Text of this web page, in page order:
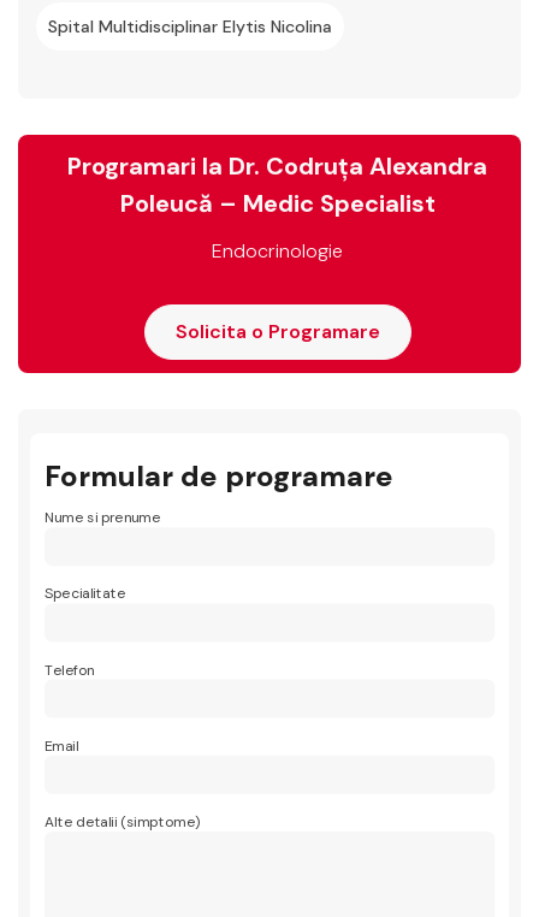
Spital Multidisciplinar Elytis Nicolina
Programari la Dr. Codruța Alexandra
Poleucă – Medic Specialist
Endocrinologie
Solicita o Programare
Formular de programare
Nume si prenume
Specialitate
Telefon
Email
Alte detalii (simptome)